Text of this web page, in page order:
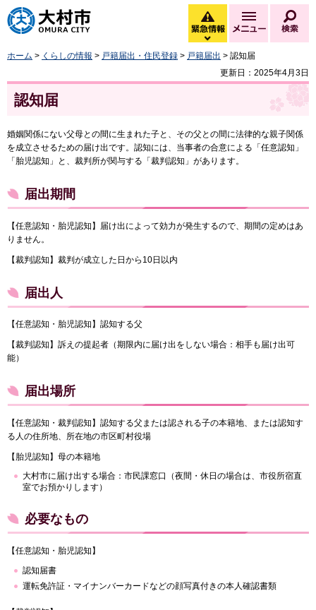
大村市
緊急情報
緊急情報を開く
メニュー
ホーム > くらしの情報 > 戸籍届出・住民登録 > 戸籍届出 > 認知届
更新日：2025年4月3日
認知届
婚姻関係にない父母との間に生まれた子と、その父との間に法律的な親子関係
を成立させるための届け出です。認知には、当事者の合意による「任意認知」
「胎児認知」と、裁判所が関与する「裁判認知」があります。
届出期間
【任意認知・胎児認知】届け出によって効力が発生するので、期間の定めはあ
りません。
【裁判認知】裁判が成立した日から10日以内
届出人
【任意認知・胎児認知】認知する父
【裁判認知】訴えの提起者（期限内に届け出をしない場合：相手も届け出可
能）
届出場所
【任意認知・裁判認知】認知する父または認される子の本籍地、または認知す
る人の住所地、所在地の市区町村役場
【胎児認知】母の本籍地
大村市に届け出する場合：市民課窓口（夜間・休日の場合は、市役所宿直
室でお預かりします）
必要なもの
【任意認知・胎児認知】
認知届書
運転免許証・マイナンバーカードなどの顔写真付きの本人確認書類